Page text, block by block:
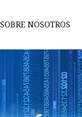
SOBRE NOSOTROS